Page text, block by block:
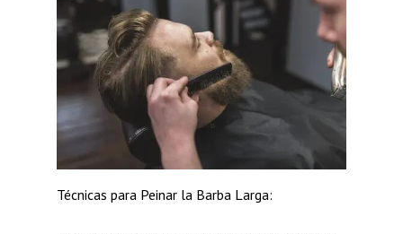
Técnicas para Peinar la Barba Larga: